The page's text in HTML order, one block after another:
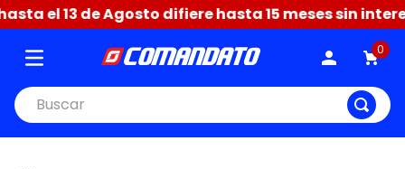
el 13 de Agosto difiere hasta 15 meses sin
0
Buscar